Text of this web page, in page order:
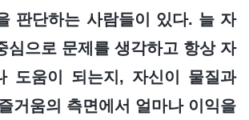
판단하는 사람들이 있다. 늘 자
심으로 문제를 생각하고 항상 자
도움이 되는지, 자신이 물질과
거움의 측면에서 얼마나 이익을